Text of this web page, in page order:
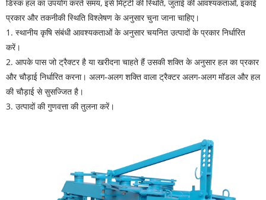
डिस्क हल का उपयोग करते समय, इसे मिट्टी की स्थिति, जुताई की आवश्यकताओं, इकाई
प्रकार और तकनीकी स्थिति विश्लेषण के अनुसार चुना जाना चाहिए।
1. स्थानीय कृषि संबंधी आवश्यकताओं के अनुसार चयनित उत्पादों के प्रकार निर्धारित
करें।
2. आपके पास जो ट्रैक्टर है या खरीदना चाहते हैं उसकी शक्ति के अनुसार हल का प्रकार
और चौड़ाई निर्धारित करना। अलग-अलग शक्ति वाला ट्रैक्टर अलग-अलग मॉडल और हल
की चौड़ाई से सुसज्जित है।
3. उत्पादों की गुणवत्ता की तुलना करें।